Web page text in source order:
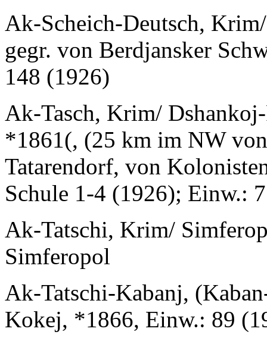
Ak-Scheich-Deutsch,
gegr. von Berdjansker
148 (1926)
Ak-Tasch, Krim/
*1861(, (25 km im NW
Tatarendorf, von
Schule 1-4 (1926); Einw.:
Ak-Tatschi, Krim/
Simferopol
Ak-Tatschi-Kabanj,
Kokej, *1866, Einw.: 89